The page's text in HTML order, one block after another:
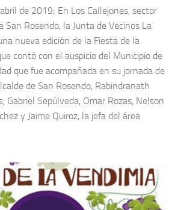
de 2019; En Los Callejones, sector
San Rosendo, la Junta de Vecinos La
nueva edición de la Fiesta de la
contó con el auspicio del Municipio de
que fue acompañada en su jornada de
de San Rosendo, Rabindranath
Gabriel Sepúlveda, Omar Rozas, Nelson
y Jaime Quiroz, la jefa del área